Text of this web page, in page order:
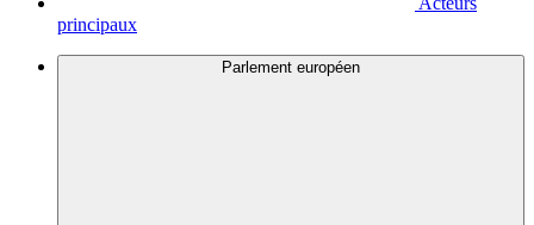
principaux
Parlement européen